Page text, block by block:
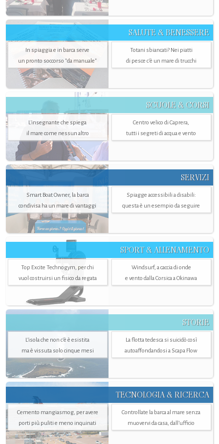
SALUTE & BENESSERE
In spiaggia e in barca serve
un pronto soccorso "da manuale"
Totani sbiancati? Nei piatti
di pesce c'è un mare di trucchi
SCUOLE & CORSI
L'insegnante che spiega
il mare come nessun altro
Centro velico di Caprera,
tutti i segreti di acqua e vento
SERVIZI
Smart Boat Owner, la barca
condivisa ha un mare di vantaggi
Spiagge accessibili a disabili:
questa è un esempio da seguire
SPORT & ALLENAMENTO
Top Excite Technogym, per chi
vuol costruirsi un fisico da regata
Windsurf, a caccia di onde
e vento dalla Corsica a Okinawa
STORIE
L’isola che non c'è è esistita
ma è vissuta solo cinque mesi
La flotta tedesca si suicidò così
autoaffondandosi a Scapa Flow
TECNOLOGIA & RICERCA
Cemento mangiasmog, per avere
porti più puliti e meno inquinati
Controllate la barca al mare senza
muovervi da casa, dall’ufficio